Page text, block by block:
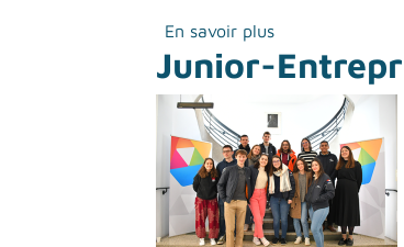
En savoir plussur Classement
Junior-